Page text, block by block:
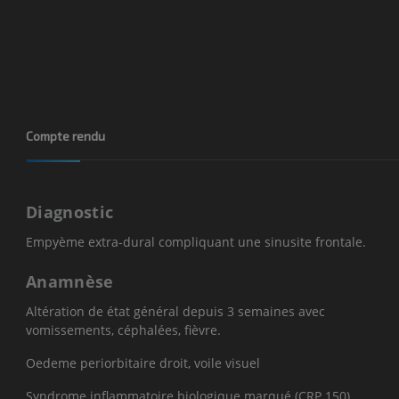
Compte rendu
Diagnostic
Empyème extra-dural compliquant une sinusite frontale.
Anamnèse
Altération de état général depuis 3 semaines avec
vomissements, céphalées, fièvre.
Oedeme periorbitaire droit, voile visuel